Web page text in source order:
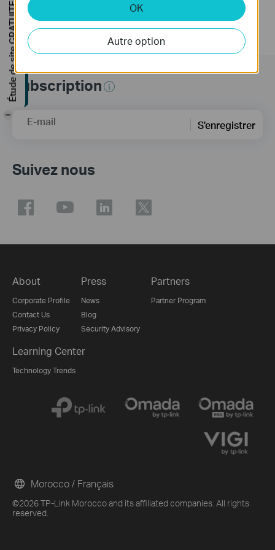
Subscription
E-mail S'enregistrer
Suivez nous
About
Corporate Profile
Contact Us
Privacy Policy
Press
News
Blog
Security Advisory
Partners
Partner Program
Learning Center
Technology Trends
©2026 TP-Link Morocco and its affiliated companies. All rights
reserved.
Morocco / Français
OK
Autre option
Étude de site GRATUITE
-